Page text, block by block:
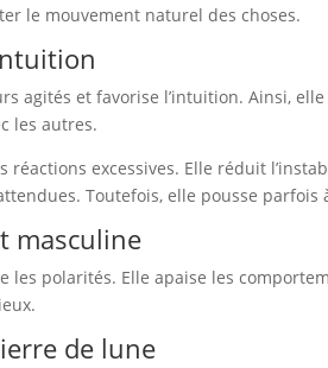
le mouvement naturel des choses.
agités et favorise l’intuition. Ainsi,
les autres.
excessives. Elle réduit
Toutefois, elle pousse
masculine
les polarités. Elle apaise les
de lune